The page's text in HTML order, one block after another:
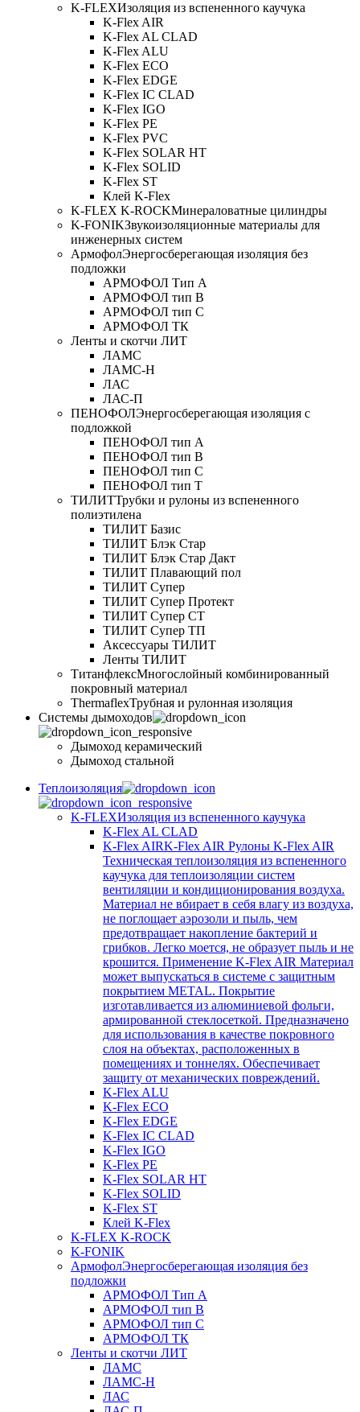
K-FLEXИзоляция из вспененного каучука
K-Flex AIR
K-Flex AL CLAD
K-Flex ALU
K-Flex ECO
K-Flex EDGE
K-Flex IC CLAD
K-Flex IGO
K-Flex PE
K-Flex PVC
K-Flex SOLAR HT
K-Flex SOLID
K-Flex ST
Клей K-Flex
K-FLEX K-ROCKМинераловатные цилиндры
K-FONIKЗвукоизоляционные материалы для
инженерных систем
АрмофолЭнергосберегающая изоляция без
подложки
АРМОФОЛ Тип А
АРМОФОЛ тип В
АРМОФОЛ тип C
АРМОФОЛ ТК
Ленты и скотчи ЛИТ
ЛАМС
ЛАМС-Н
ЛАС
ЛАС-П
ПЕНОФОЛЭнергосберегающая изоляция с
подложкой
ПЕНОФОЛ тип А
ПЕНОФОЛ тип B
ПЕНОФОЛ тип C
ПЕНОФОЛ тип T
ТИЛИТТрубки и рулоны из вспененного
полиэтилена
ТИЛИТ Базис
ТИЛИТ Блэк Стар
ТИЛИТ Блэк Стар Дакт
ТИЛИТ Плавающий пол
ТИЛИТ Супер
ТИЛИТ Супер Протект
ТИЛИТ Супер СТ
ТИЛИТ Супер ТП
Аксессуары ТИЛИТ
Ленты ТИЛИТ
ТитанфлексМногослойный комбинированный
покровный материал
ThermaflexТрубная и рулонная изоляция
Cистемы дымоходов
Дымоход керамический
Дымоход стальной
Теплоизоляция
K-FLEXИзоляция из вспененного каучука
K-Flex AL CLAD
K-Flex AIRK-Flex AIR Рулоны K-Flex AIR
Техническая теплоизоляция из вспененного
каучука для теплоизоляции систем
вентиляции и кондиционирования воздуха.
Материал не вбирает в себя влагу из воздуха,
не поглощает аэрозоли и пыль, чем
предотвращает накопление бактерий и
грибков. Легко моется, не образует пыль и не
крошится. Применение K-Flex AIR Материал
может выпускаться в системе c защитным
покрытием METAL. Покрытие
изготавливается из алюминиевой фольги,
армированной стеклосеткой. Предназначено
для использования в качестве покровного
слоя на объектах, расположенных в
помещениях и тоннелях. Обеспечивает
защиту от механических повреждений.
K-Flex ALU
K-Flex ECO
K-Flex EDGE
K-Flex IC CLAD
K-Flex IGO
K-Flex PE
K-Flex SOLAR HT
K-Flex SOLID
K-Flex ST
Клей K-Flex
K-FLEX K-ROCK
K-FONIK
АрмофолЭнергосберегающая изоляция без
подложки
АРМОФОЛ Тип А
АРМОФОЛ тип В
АРМОФОЛ тип C
АРМОФОЛ ТК
Ленты и скотчи ЛИТ
ЛАМС
ЛАМС-Н
ЛАС